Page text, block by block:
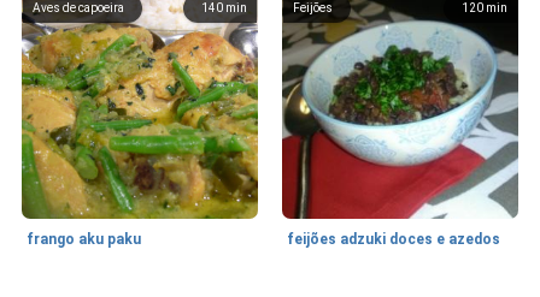
140 min
Aves de capoeira
frango aku paku
120 min
Feijões
feijões adzuki doces e azedos